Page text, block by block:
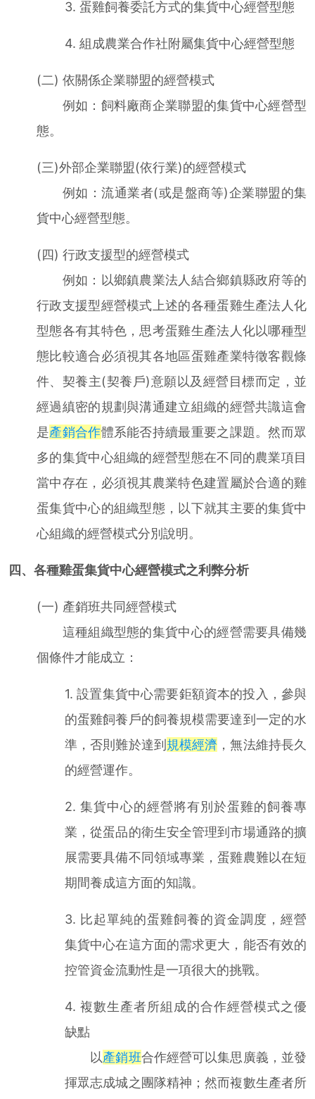
3. 蛋雞飼養委託方式的集貨中心經營型態
4. 組成農業合作社附屬集貨中心經營型態
(二) 依關係企業聯盟的經營模式
例如：飼料廠商企業聯盟的集貨中心經營型
態。
(三)外部企業聯盟(依行業)的經營模式
例如：流通業者(或是盤商等)企業聯盟的集
貨中心經營型態。
(四) 行政支援型的經營模式
例如：以鄉鎮農業法人結合鄉鎮縣政府等的
行政支援型經營模式上述的各種蛋雞生產法人化
型態各有其特色，思考蛋雞生產法人化以哪種型
態比較適合必須視其各地區蛋雞產業特徵客觀條
件、契養主(契養戶)意願以及經營目標而定，並
經過縝密的規劃與溝通建立組織的經營共識這會
是產銷合作體系能否持續最重要之課題。然而眾
多的集貨中心組織的經營型態在不同的農業項目
當中存在，必須視其農業特色建置屬於合適的雞
蛋集貨中心的組織型態，以下就其主要的集貨中
心組織的經營模式分別說明。
四、各種雞蛋集貨中心經營模式之利弊分析
(一) 產銷班共同經營模式
這種組織型態的集貨中心的經營需要具備幾
個條件才能成立：
1. 設置集貨中心需要鉅額資本的投入，參與
的蛋雞飼養戶的飼養規模需要達到一定的水
準，否則難於達到規模經濟 ，無法維持長久
的經營運作。
2. 集貨中心的經營將有別於蛋雞的飼養專
業，從蛋品的衛生安全管理到市場通路的擴
展需要具備不同領域專業，蛋雞農難以在短
期間養成這方面的知識。
3. 比起單純的蛋雞飼養的資金調度，經營
集貨中心在這方面的需求更大，能否有效的
控管資金流動性是一項很大的挑戰。
4. 複數生產者所組成的合作經營模式之優
缺點
以產銷班合作經營可以集思廣義，並發
揮眾志成城之團隊精神；然而複數生產者所